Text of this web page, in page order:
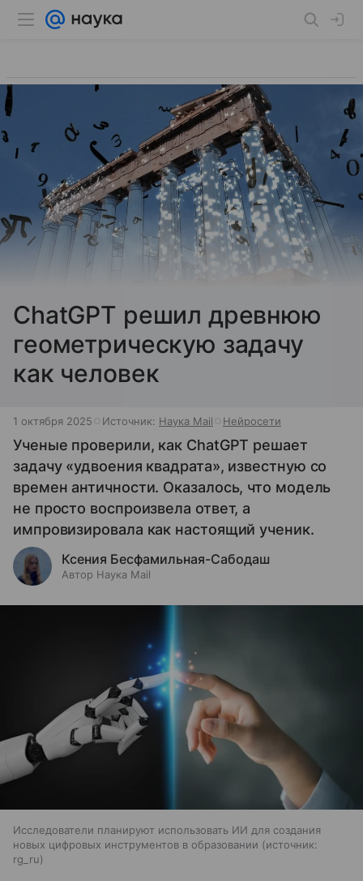
ChatGPT решил древнюю
геометрическую задачу
как человек
1 октября 2025 Источник: Наука Mail Нейросети
Ученые проверили, как ChatGPT решает
задачу «удвоения квадрата», известную со
времен античности. Оказалось, что модель
не просто воспроизвела ответ, а
импровизировала как настоящий ученик.
Ксения Бесфамильная-Сабодаш
Автор Наука Mail
Исследователи планируют использовать ИИ для создания
новых цифровых инструментов в образовании
источник:
rg_ru